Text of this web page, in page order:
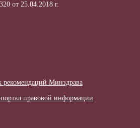
от 25.04.2018 г.
рекомендаций Минздрава
правовой информации